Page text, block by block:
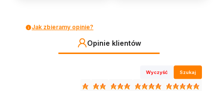
Jak zbieramy opinie?
Opinie klientów
Wyczyść Szukaj